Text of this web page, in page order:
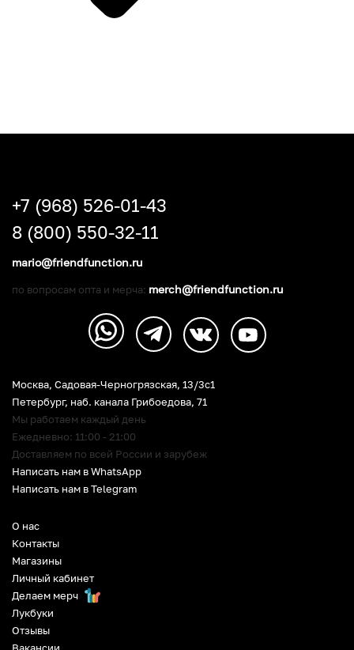
О нас
Контакты
Магазины
Личный кабинет
Делаем мерч
Лукбуки
Отзывы
Москва, Садовая-Черногрязская, 13/3c1
Петербург, наб. канала Грибоедова, 71
Мы работаем каждый день
Ежедневно: 11:00 - 21:00
Доставляем по всей России и зарубеж
Написать нам в WhatsApp
Написать нам в Telegram
+7 (968) 526-01-43
8 (800) 550-32-11
mario@friendfunction.ru
по вопросам опта и мерча: merch@friendfunction.ru